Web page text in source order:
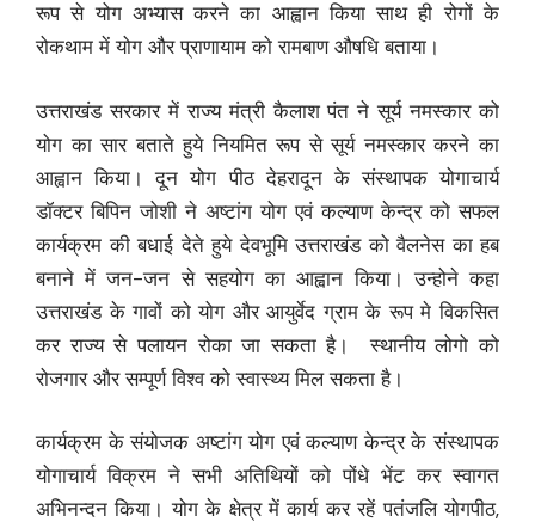
रूप से योग अभ्यास करने का आह्वान किया साथ ही रोगों के
रोकथाम में योग और प्राणायाम को रामबाण औषधि बताया।
उत्तराखंड सरकार में राज्य मंत्री कैलाश पंत ने सूर्य नमस्कार को
योग का सार बताते हुये नियमित रूप से सूर्य नमस्कार करने का
आह्वान किया। दून योग पीठ देहरादून के संस्थापक योगाचार्य
डॉक्टर बिपिन जोशी ने अष्टांग योग एवं कल्याण केन्द्र को सफल
कार्यक्रम की बधाई देते हुये देवभूमि उत्तराखंड को वैलनेस का हब
बनाने में जन-जन से सहयोग का आह्वान किया। उन्होने कहा
उत्तराखंड के गावों को योग और आयुर्वेद ग्राम के रूप मे विकसित
कर राज्य से पलायन रोका जा सकता है। स्थानीय लोगो को
रोजगार और सम्पूर्ण विश्व को स्वास्थ्य मिल सकता है।
कार्यक्रम के संयोजक अष्टांग योग एवं कल्याण केन्द्र के संस्थापक
योगाचार्य विक्रम ने सभी अतिथियों को पोंधे भेंट कर स्वागत
अभिनन्दन किया। योग के क्षेत्र में कार्य कर रहें पतंजलि योगपीठ,